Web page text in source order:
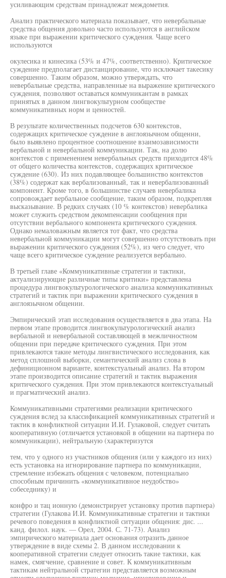
усиливающим средствам принадлежат междометия.
Анализ практического материала показывает, что невербальные
средства общения довольно часто используются в английском
языке при выражении критического суждения. Чаще всего
используются
окулесика и кинесика (53% и 47%, соответственно). Критическое
суждение предполагает дистанцирование, что исключает такесику
совершенно. Таким образом, можно утверждать, что
невербальные средства, направленные на выражение критического
суждения, позволяют оставаться коммуникантам в рамках
принятых в данном лингвокультурном сообществе
коммуникативных норм и ценностей.
В результате количественных подсчетов 630 контекстов,
содержащих критическое суждение в англоязычном общенни,
было выявлено процентное соотношение взаимозависимости
вербальной и невербальной коммуникации. Так, на долю
контекстов с применением невербальных средств приходится 48%
от общего количества контекстов, содержащих критическое
суждение (630). Из них подавляющее большинство контекстов
(38%) содержат как вербализованный, так и невербализованный
компонент. Кроме того, в большинстве случаев невербалика
сопровождает вербальное сообщение, таким образом, подкрепляя
высказывание. В редких случаях (10 % контекстов) невербалика
может служить средством декомпенсации сообщения при
отсутствии вербального компонента критического суждения.
Однако немаловажным является тот факт, что средства
невербальной коммуникации могут совершенно отсутствовать при
выражении критического суждения (52%), из чего следует, что
чаще всего критическое суждение реализуется вербально.
В третьей главе «Коммуникативные стратегии и тактики,
актуализирующие различные типы критики» представлена
процедура лингвокультурологического анализа коммуникативных
стратегий и тактик при выражении критического суждения в
англоязычном общении.
Эмпирический этап исследования осуществляется в два этапа. На
первом этапе проводится лингвокультурологический анализ
вербальной и невербальной составляющей в межличностном
общении при передаче критического суждения. При этом
привлекаются такие методы лингвистического исследования, как
метод сплошной выборки, семантический анализ слова в
дефиниционном варианте, контекстуальный анализ. На втором
этапе производится описание стратегий и тактик выражения
критического суждения. При этом привлекаются контекстуальный
и прагматический анализ.
Коммуникативными стратегиями реализации критического
суждения вслед за классификацией коммуникативных стратегий и
тактик в конфликтной ситуации И.И. Гулаковой, следует считать
кооперативную (отличается установкой в общении на партнера по
коммуникации), нейтральную (характеризутся
тем, что у одного нз участников общения (или у каждого из них)
есть установка на игнорирование партнера по коммуникации,
стремление избежать общения с человеком, потенциально
способным причинить «коммуникативное неудобство»
собеседнику) и
конфро и тац ионную (демонстрирует установку против партнера)
стратегии (Гулакова И.И. Коммуникативные стратегии и тактики
речевого поведения в конфликтной ситуации общения: дис. ...
канд. филол. наук. — Орел, 2004. С. 71-73). Анализ
эмпирического материала дает основания отразить данное
утверждение в виде схемы 2. В данном исследовании к
кооперативной стратегии следует относить такие тактики, как
намек, смягчение, сравнение и совет. К коммуникативным
тактикам нейтральной стратегии представляется возможным